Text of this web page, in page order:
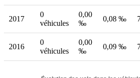
2017
0
véhicules
0,00
‰
0,08 ‰
2016
0
véhicules
0,00
‰
0,09 ‰